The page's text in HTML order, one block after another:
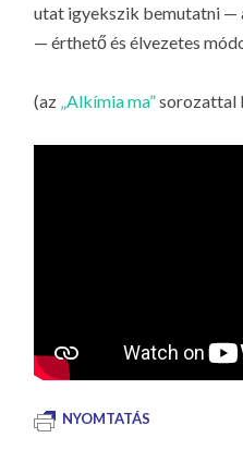
utat igyekszik bemutatni —
— érthető és élvezetes
(az „Alkímia ma”sorozattal
NYOMTATÁS